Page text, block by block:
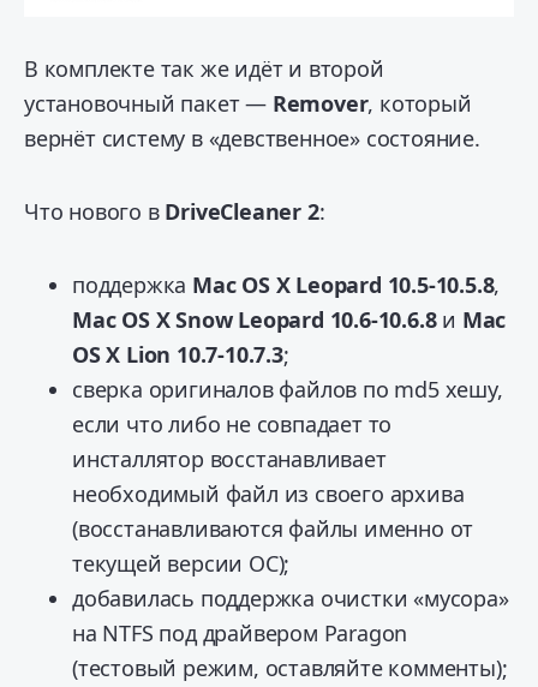
В комплекте так же идёт и второй
установочный пакет — Remover, который
вернёт систему в «девственное» состояние.
Что нового в DriveCleaner 2:
поддержка Mac OS X Leopard 10.5-10.5.8,
Mac OS X Snow Leopard 10.6-10.6.8и Mac
OS X Lion 10.7-10.7.3;
сверка оригиналов файлов по md5 хешу,
если что либо не совпадает то
инсталлятор восстанавливает
необходимый файл из своего архива
(восстанавливаются файлы именно от
текущей версии ОС);
добавилась поддержка очистки «мусора»
на NTFS под драйвером Paragon
(тестовый режим, оставляйте комменты);